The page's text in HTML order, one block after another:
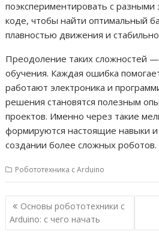
поэкспериментировать с разными
коде, чтобы найти оптимальный
плавностью движения и
Преодоление таких сложностей —
обучения. Каждая ошибка
работают электроника и
решения становятся полезным
проектов. Именно через такие
формируются настоящие навыки и
создании более сложных роботов.
Робототехника с Arduino
Н
а
Основы робототехники с
Arduino: с чего начать